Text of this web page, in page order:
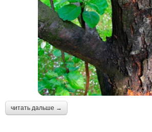
читать дальше →